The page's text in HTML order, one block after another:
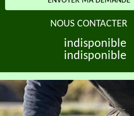
NOUS CONTACTER
indisponible
indisponible